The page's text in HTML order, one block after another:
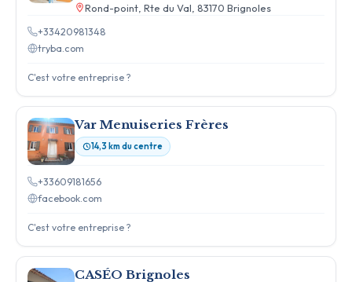
Rond-point, Rte du Val, 83170 Brignoles
+33420981348
tryba.com
C'est votre entreprise ?
Var Menuiseries Frères
14,3 km du centre
+33609181656
facebook.com
C'est votre entreprise ?
CASÉO Brignoles